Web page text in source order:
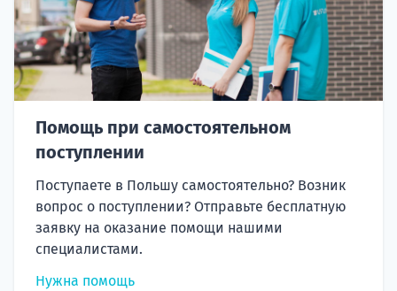
Помощь при самостоятельном
поступлении
Поступаете в Польшу самостоятельно? Возник
вопрос о поступлении? Отправьте бесплатную
заявку на оказание помощи нашими
специалистами.
Нужна помощь